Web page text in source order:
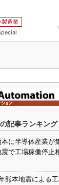
製造業
記事ランキング
本に半導体産業が
で工場稼働停止
熊本地震による